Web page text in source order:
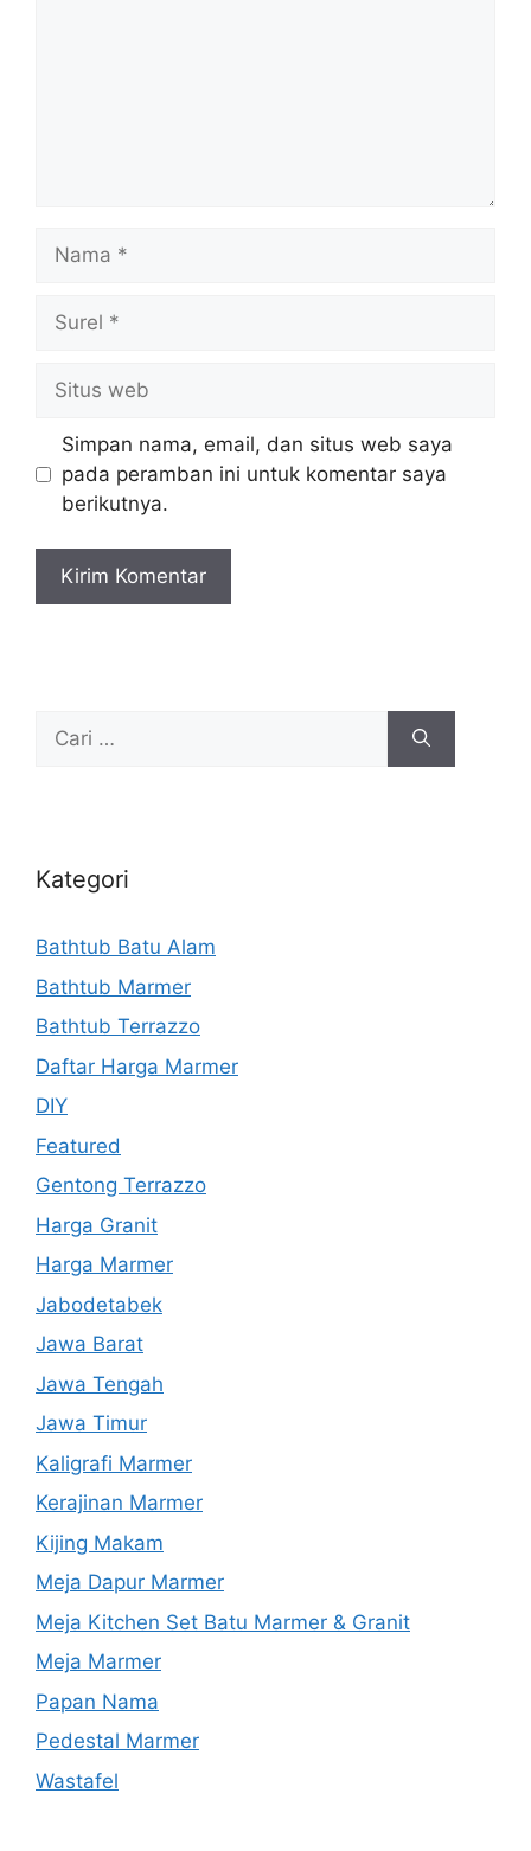
web
Simpan nama, email, dan situs web saya
pada peramban ini untuk komentar saya
berikutnya.
Cari
Kategori
Bathtub Batu Alam
Bathtub Marmer
Bathtub Terrazzo
Daftar Harga Marmer
DIY
Featured
Gentong Terrazzo
Harga Granit
Harga Marmer
Jabodetabek
Jawa Barat
Jawa Tengah
Jawa Timur
Kaligrafi Marmer
Kerajinan Marmer
Kijing Makam
Meja Dapur Marmer
Meja Kitchen Set Batu Marmer & Granit
Meja Marmer
Papan Nama
Pedestal Marmer
Wastafel